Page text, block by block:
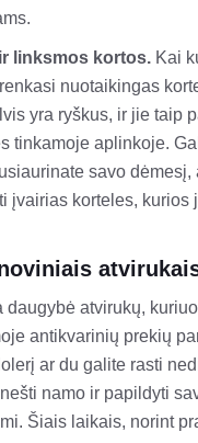
linksmos kortos. Kai
nuotaikingas
yra ryškus, ir jie taip
tinkamoje aplinkoje.
savo dėmesį,
įvairias korteles, kurios
daugybė atvirukų,
antikvarinių prekių
ar du galite rasti
namo ir papildyti
Šiais laikais, norint